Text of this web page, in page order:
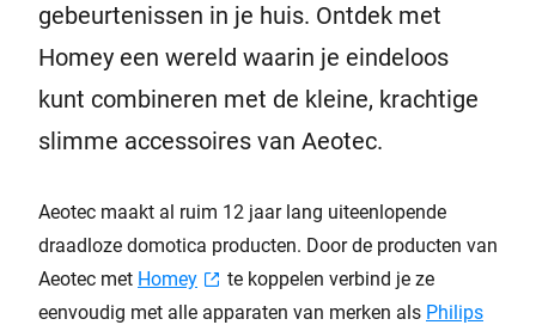
gebeurtenissen in je huis. Ontdek met
Homey een wereld waarin je eindeloos
kunt combineren met de kleine, krachtige
slimme accessoires van Aeotec.
Aeotec maakt al ruim 12 jaar lang uiteenlopende
draadloze domotica producten. Door de producten van
Aeotec met Homey
te koppelen verbind je ze
eenvoudig met alle apparaten van merken als Philips